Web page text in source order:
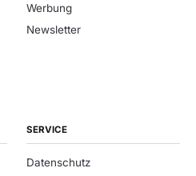
Werbung
Newsletter
SERVICE
Datenschutz